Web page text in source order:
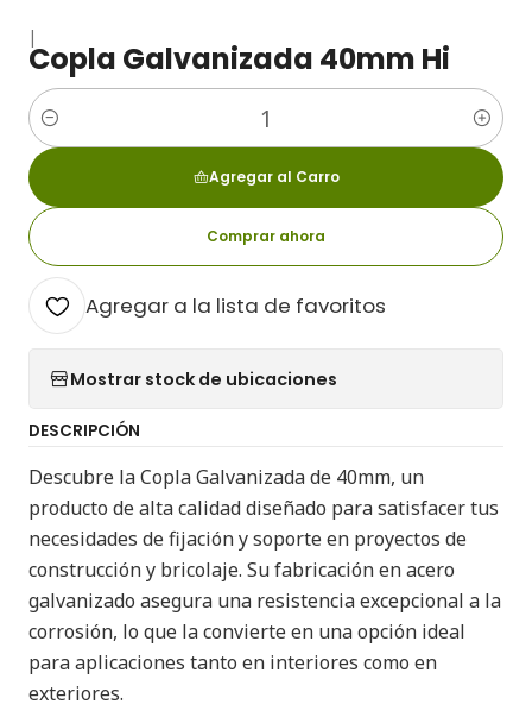
|
Copla Galvanizada 40mm Hi
Cantidad
Agregar al Carro
Comprar ahora
Agregar a la lista de favoritos
Mostrar stock de ubicaciones
DESCRIPCIÓN
Descubre la Copla Galvanizada de 40mm, un
producto de alta calidad diseñado para satisfacer tus
necesidades de fijación y soporte en proyectos de
construcción y bricolaje. Su fabricación en acero
galvanizado asegura una resistencia excepcional a la
corrosión, lo que la convierte en una opción ideal
para aplicaciones tanto en interiores como en
exteriores.